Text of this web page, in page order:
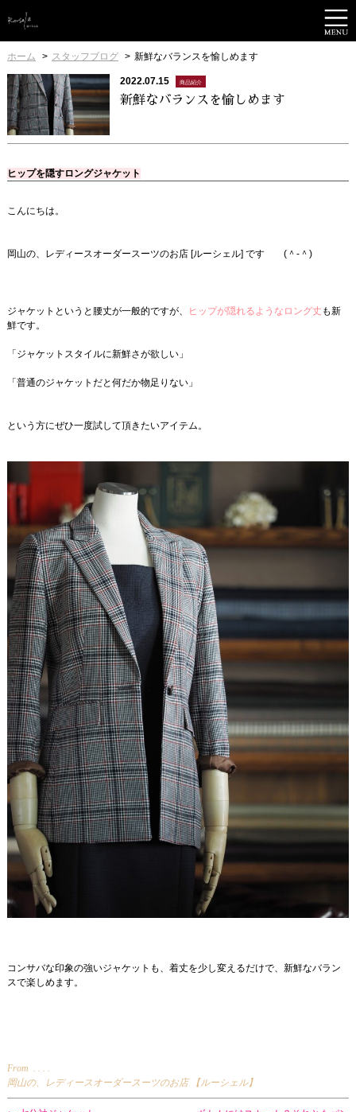
ホーム スタッフブログ 新鮮なバランスを愉しめます
2022.07.15 商品紹介
新鮮なバランスを愉しめます
ヒップを隠すロングジャケット
こんにちは。
岡山の、レディースオーダースーツのお店 [ルーシェル] です (＾-＾)
ジャケットというと腰丈が一般的ですが、 ヒップが隠れるようなロング丈 も新
鮮です。
「ジャケットスタイルに新鮮さが欲しい」
「普通のジャケットだと何だか物足りない」
という方にぜひ一度試して頂きたいアイテム。
コンサバな印象の強いジャケットも、着丈を少し変えるだけで、新鮮なバラン
スで楽しめます。
From . . . .
岡山の、レディースオーダースーツのお店 【ルーシェル】